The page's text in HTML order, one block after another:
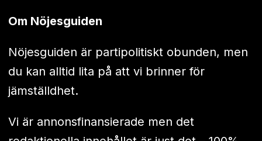
Om Nöjesguiden
Nöjesguiden är partipolitiskt obunden, men
du kan alltid lita på att vi brinner för
jämställdhet.
Vi är annonsfinansierade men det